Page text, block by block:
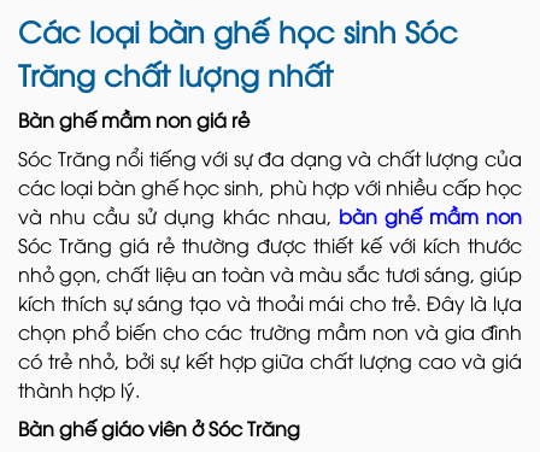
Các loại bàn ghế học sinh Sóc
Trăng chất lượng nhất
Bàn ghế mầm non giá rẻ
Sóc Trăng nổi tiếng với sự đa dạng và chất lượng của
các loại bàn ghế học sinh, phù hợp với nhiều cấp học
và nhu cầu sử dụng khác nhau, bàn ghế mầm non
Sóc Trăng giá rẻ thường được thiết kế với kích thước
nhỏ gọn, chất liệu an toàn và màu sắc tươi sáng, giúp
kích thích sự sáng tạo và thoải mái cho trẻ. Đây là lựa
chọn phổ biến cho các trường mầm non và gia đình
có trẻ nhỏ, bởi sự kết hợp giữa chất lượng cao và giá
thành hợp lý.
Bàn ghế giáo viên ở Sóc Trăng